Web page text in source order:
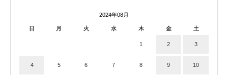
2024年08月
日 月 火 水 木 金 土
1 2 3
4 5 6 7 8 9 10